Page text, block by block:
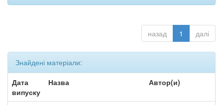
назад 1 далі
Знайдені матеріали:
Дата
випуску
Назва Автор(и)